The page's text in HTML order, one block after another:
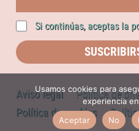
Si continúas, aceptas la
Aviso legal
Política de
Política de cookies
Usamos cookies para
experiencia
Aceptar
No